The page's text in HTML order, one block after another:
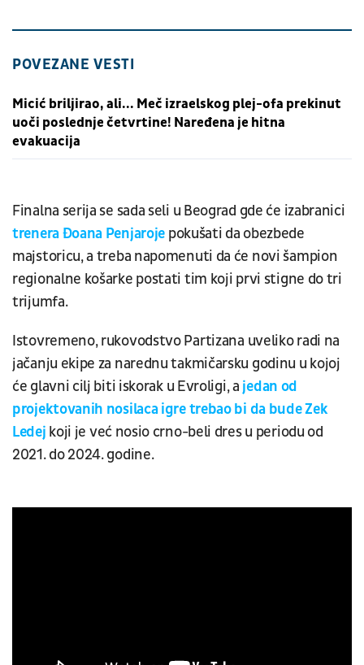
POVEZANE VESTI
Micić briljirao, ali... Meč izraelskog plej-ofa prekinut
uoči poslednje četvrtine! Naređena je hitna
evakuacija
Finalna serija se sada seli u Beograd gde će izabranici
trenera Đoana Penjaroje pokušati da obezbede
majstoricu, a treba napomenuti da će novi šampion
regionalne košarke postati tim koji prvi stigne do tri
trijumfa.
Istovremeno, rukovodstvo Partizana uveliko radi na
jačanju ekipe za narednu takmičarsku godinu u kojoj
će glavni cilj biti iskorak u Evroligi, a jedan od
projektovanih nosilaca igre trebao bi da bude Zek
Ledej koji je već nosio crno-beli dres u periodu od
2021. do 2024. godine.